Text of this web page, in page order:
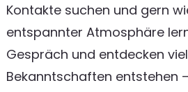
Kontakte suchen und gern
entspannter Atmosphäre
Gespräch und entdecken
Bekanntschaften entstehen